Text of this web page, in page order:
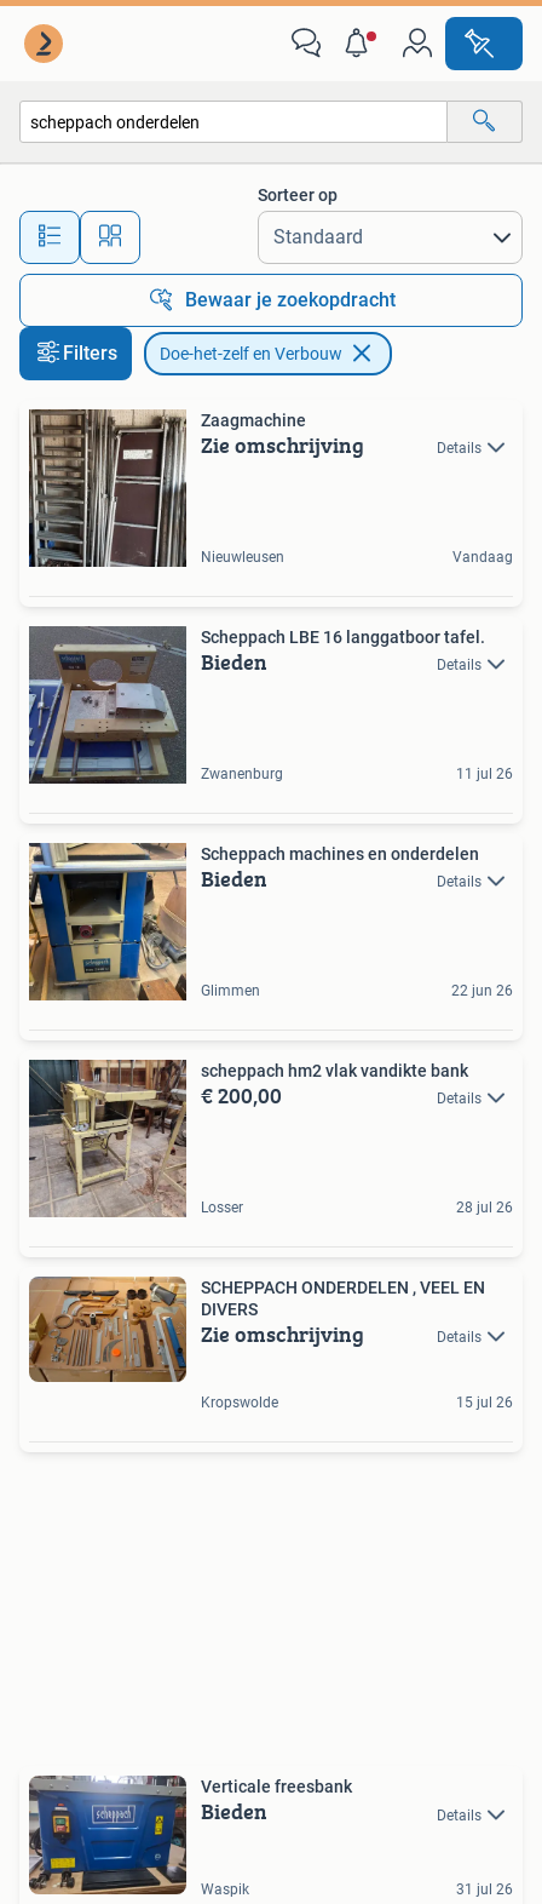
Alle afstanden…
Sorteer op
Bewaar je zoekopdracht
Filters Doe-het-zelf en Verbouw
Zaagmachine
Zie omschrijving Details
Nieuwleusen Vandaag
Scheppach LBE 16 langgatboor tafel.
Bieden Details
Zwanenburg 11 jul 26
Scheppach machines en onderdelen
Bieden Details
Glimmen 22 jun 26
scheppach hm2 vlak vandikte bank
€ 200,00 Details
Losser 28 jul 26
SCHEPPACH ONDERDELEN , VEEL EN
DIVERS
Zie omschrijving Details
Kropswolde 15 jul 26
Verticale freesbank
Bieden Details
Waspik 31 jul 26